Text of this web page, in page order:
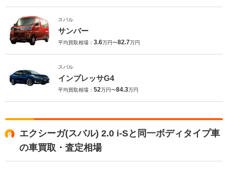
スバル
サンバー
平均買取相場： 3.6万円〜82.7万円
スバル
インプレッサG4
平均買取相場： 52万円〜84.3万円
エクシーガ(スバル) 2.0 i-Sと同一ボディタイプ車
の車買取・査定相場